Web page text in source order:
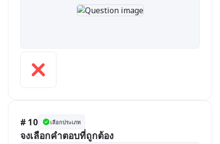
# 10 เลือกประเภท
จงเลือกคำตอบที่ถูกต้อง